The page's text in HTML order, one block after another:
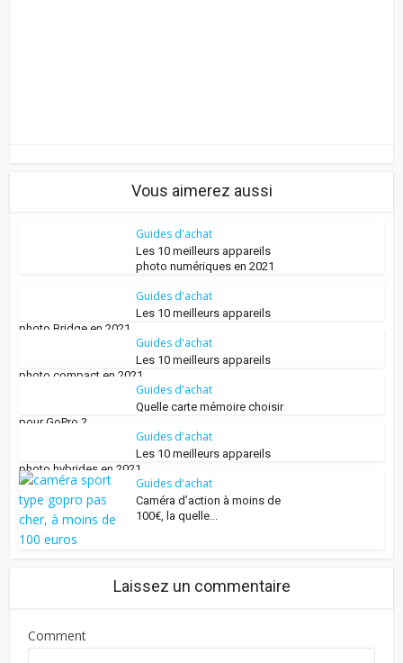
Vous aimerez aussi
Guides d'achat
Les 10 meilleurs appareils
photo numériques en 2021
Guides d'achat
Les 10 meilleurs appareils
photo Bridge en 2021
Guides d'achat
Les 10 meilleurs appareils
photo compact en 2021
Guides d'achat
Quelle carte mémoire choisir
pour GoPro ?
Guides d'achat
Les 10 meilleurs appareils
photo hybrides en 2021
Guides d'achat
Caméra d’action à moins de
100€, la quelle...
Laissez un commentaire
Comment